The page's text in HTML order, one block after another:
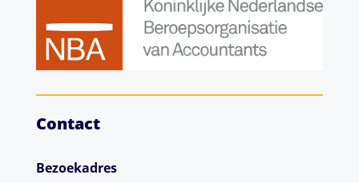
Contact
Bezoekadres